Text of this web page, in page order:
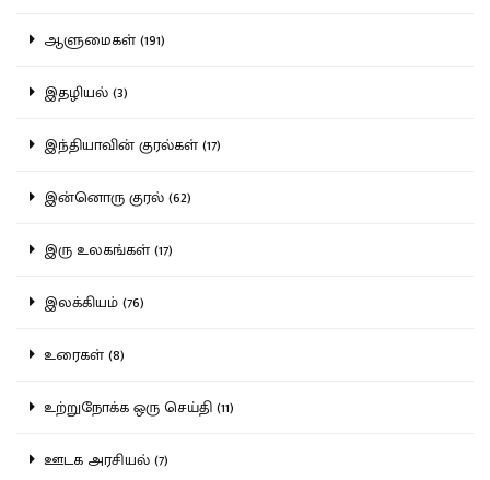
ஆளுமைகள் (191)
இதழியல் (3)
இந்தியாவின் குரல்கள் (17)
இன்னொரு குரல் (62)
இரு உலகங்கள் (17)
இலக்கியம் (76)
உரைகள் (8)
உற்றுநோக்க ஒரு செய்தி (11)
ஊடக அரசியல் (7)